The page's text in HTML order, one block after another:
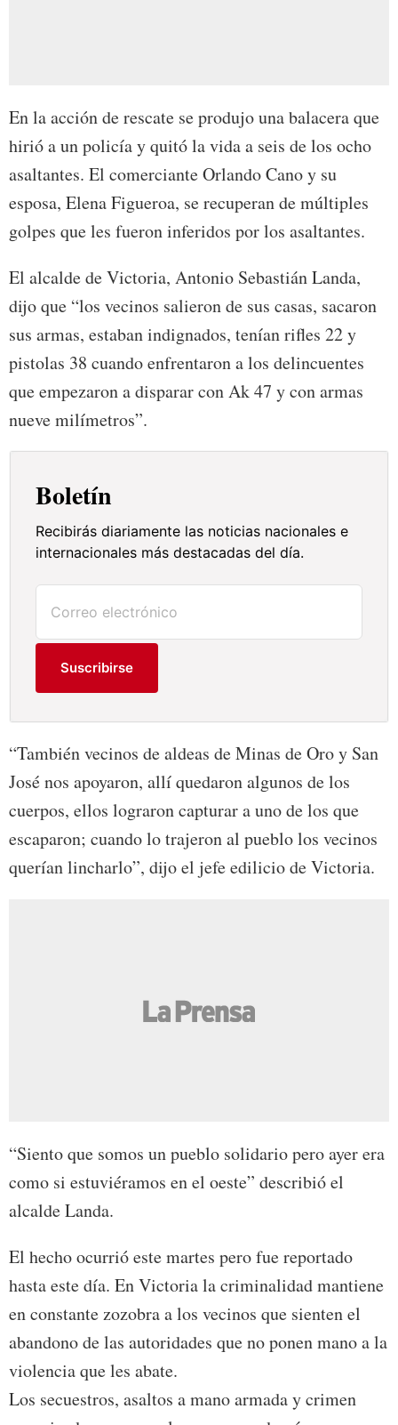
En la acción de rescate se produjo una balacera que
hirió a un policía y quitó la vida a seis de los ocho
asaltantes. El comerciante Orlando Cano y su
esposa, Elena Figueroa, se recuperan de múltiples
golpes que les fueron inferidos por los asaltantes.
El alcalde de Victoria, Antonio Sebastián Landa,
dijo que “los vecinos salieron de sus casas, sacaron
sus armas, estaban indignados, tenían rifles 22 y
pistolas 38 cuando enfrentaron a los delincuentes
que empezaron a disparar con Ak 47 y con armas
nueve milímetros”.
Boletín
Recibirás diariamente las noticias nacionales e
internacionales más destacadas del día.
Suscribirse
“También vecinos de aldeas de Minas de Oro y San
José nos apoyaron, allí quedaron algunos de los
cuerpos, ellos lograron capturar a uno de los que
escaparon; cuando lo trajeron al pueblo los vecinos
querían lincharlo”, dijo el jefe edilicio de Victoria.
“Siento que somos un pueblo solidario pero ayer era
como si estuviéramos en el oeste” describió el
alcalde Landa.
El hecho ocurrió este martes pero fue reportado
hasta este día. En Victoria la criminalidad mantiene
en constante zozobra a los vecinos que sienten el
abandono de las autoridades que no ponen mano a la
violencia que les abate.
Los secuestros, asaltos a mano armada y crimen